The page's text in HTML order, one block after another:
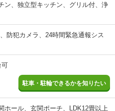
ン、独立型キッチン、グリル付、浄
防犯カメラ、24時間緊急通報シス
可
駐車・駐輪できるかを知りたい
ホール、玄関ポーチ、LDK12畳以上